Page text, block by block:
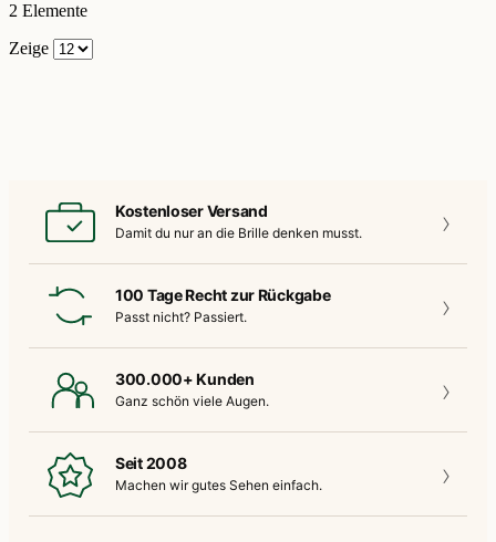
2 Elemente
Zeige
Kostenloser Versand
Damit du nur an die Brille denken musst.
100 Tage Recht zur Rückgabe
Passt nicht? Passiert.
300.000+ Kunden
Ganz schön viele Augen.
Seit 2008
Machen wir gutes Sehen einfach.